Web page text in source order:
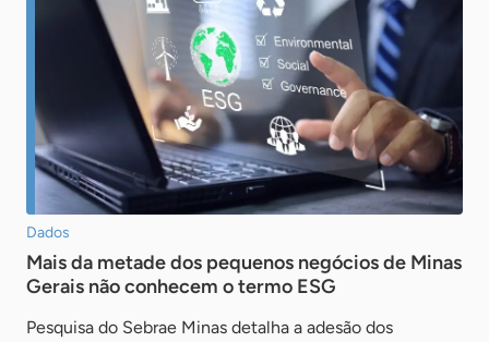
Dados
Mais da metade dos pequenos negócios de Minas
Gerais não conhecem o termo ESG
Pesquisa do Sebrae Minas detalha a adesão dos